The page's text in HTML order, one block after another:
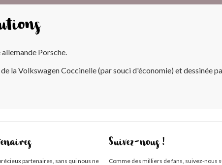
Porsche.
la Volkswagen Coccinelle (par souci d'économie) et dessinée
partenaires, sans qui nous ne
Suivez-nous !
Comme des milliers de fans, suivez-nous